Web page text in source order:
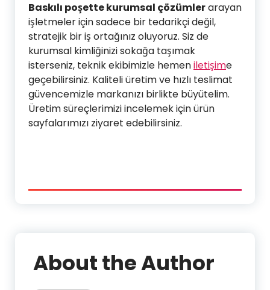
Baskılı poşette kurumsal çözümlerarayan
işletmeler için sadece bir tedarikçi değil,
stratejik bir iş ortağınız oluyoruz. Siz de
kurumsal kimliğinizi sokağa taşımak
isterseniz, teknik ekibimizle hemeniletişime
geçebilirsiniz. Kaliteli üretim ve hızlı teslimat
güvencemizle markanızı birlikte büyütelim.
Üretim süreçlerimizi incelemek için ürün
sayfalarımızı ziyaret edebilirsiniz.
About the Author